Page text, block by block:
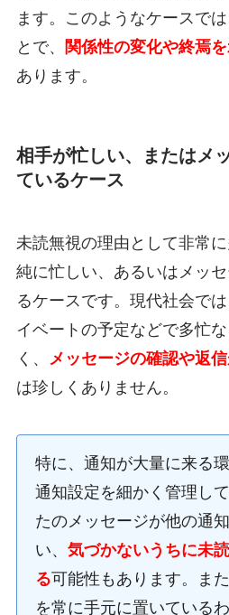
ます。このようなケースで
とで、
関係性の変化や終焉
あります。
相手が忙しい、またはメ
ているケース
未読無視の理由として非常
純に忙しい、あるいはメッ
るケースです。現代社会で
イベートの予定などで多忙
く、
メッセージの確認や返
は珍しくありません。
特に、通知が大量に来る
通知設定を細かく管理し
たのメッセージが他の通
い、 気づかないうちに未
る可能性もあります。ま
を常に手元に置いている